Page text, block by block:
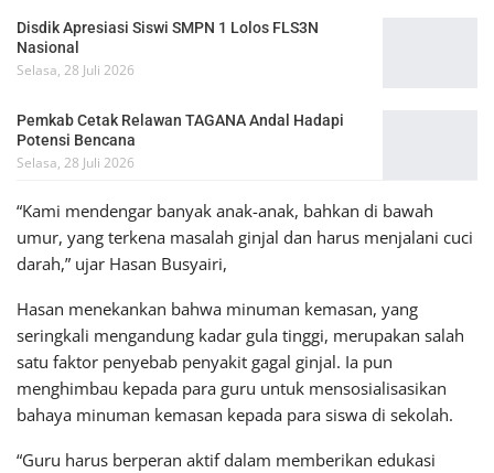
Disdik Apresiasi Siswi SMPN 1 Lolos FLS3N
Nasional
Selasa, 28 Juli 2026
Pemkab Cetak Relawan TAGANA Andal Hadapi
Potensi Bencana
Selasa, 28 Juli 2026
“Kami mendengar banyak anak-anak, bahkan di bawah
umur, yang terkena masalah ginjal dan harus menjalani cuci
darah,” ujar Hasan Busyairi,
Hasan menekankan bahwa minuman kemasan, yang
seringkali mengandung kadar gula tinggi, merupakan salah
satu faktor penyebab penyakit gagal ginjal. Ia pun
menghimbau kepada para guru untuk mensosialisasikan
bahaya minuman kemasan kepada para siswa di sekolah.
“Guru harus berperan aktif dalam memberikan edukasi